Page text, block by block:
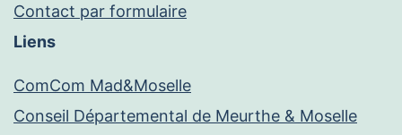
Contact par formulaire
Liens
ComCom Mad&Moselle
Conseil Départemental de Meurthe & Moselle